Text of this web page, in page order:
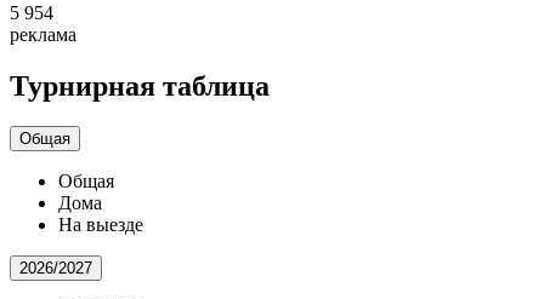
5 954
реклама
Турнирная таблица
Общая
Общая
Дома
На выезде
2026/2027